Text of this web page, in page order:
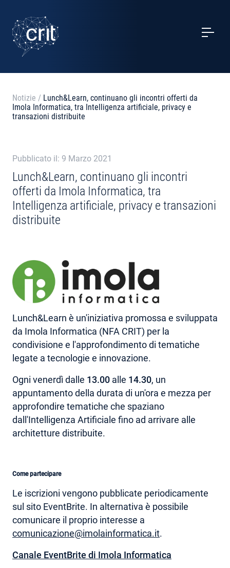
SERVIZI
CASI STUDIO
PROGETTI
CHI SIAMO
CONTATTI
Notizie / Lunch&Learn, continuano gli incontri offerti da
Imola Informatica, tra Intelligenza artificiale, privacy e
transazioni distribuite
Pubblicato il: 9 Marzo 2021
Lunch&Learn, continuano gli incontri
offerti da Imola Informatica, tra
Intelligenza artificiale, privacy e transazioni
distribuite
Lunch&Learn è un'iniziativa promossa e sviluppata
da Imola Informatica (NFA CRIT) per la
condivisione e l'approfondimento di tematiche
legate a tecnologie e innovazione.
Ogni venerdì dalle 13.00 alle 14.30, un
appuntamento della durata di un'ora e mezza per
approfondire tematiche che spaziano
dall'Intelligenza Artificiale fino ad arrivare alle
architetture distribuite.
Come partecipare
Le iscrizioni vengono pubblicate periodicamente
sul sito EventBrite. In alternativa è possibile
comunicare il proprio interesse a
comunicazione@imolainformatica.it.
Canale EventBrite di Imola Informatica